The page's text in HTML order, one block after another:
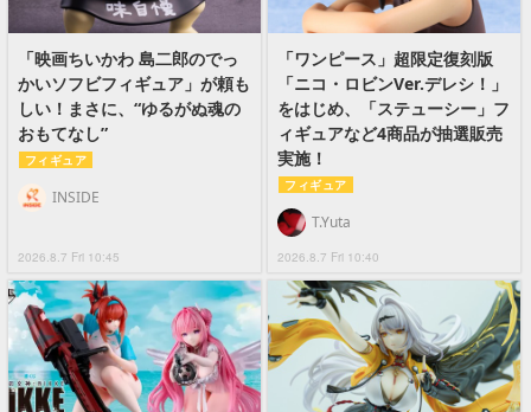
「映画ちいかわ 島二郎のでっ
かいソフビフィギュア」が頼も
しい！まさに、“ゆるがぬ魂の
おもてなし”
フィギュア
2026.8.7 Fri 10:45
INSIDE
「ワンピース」超限定復刻版
「ニコ・ロビンVer.デレシ！」
をはじめ、「ステューシー」フ
ィギュアなど4商品が抽選販売
実施！
フィギュア
2026.8.7 Fri 10:40
T.Yuta